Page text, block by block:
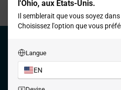
Aller
PRODUIT
INFORMATION
l'Ohio, aux États-Unis.
Il semblerait que vous soyez dans
Choisissez l'option que vous
Langue
EN